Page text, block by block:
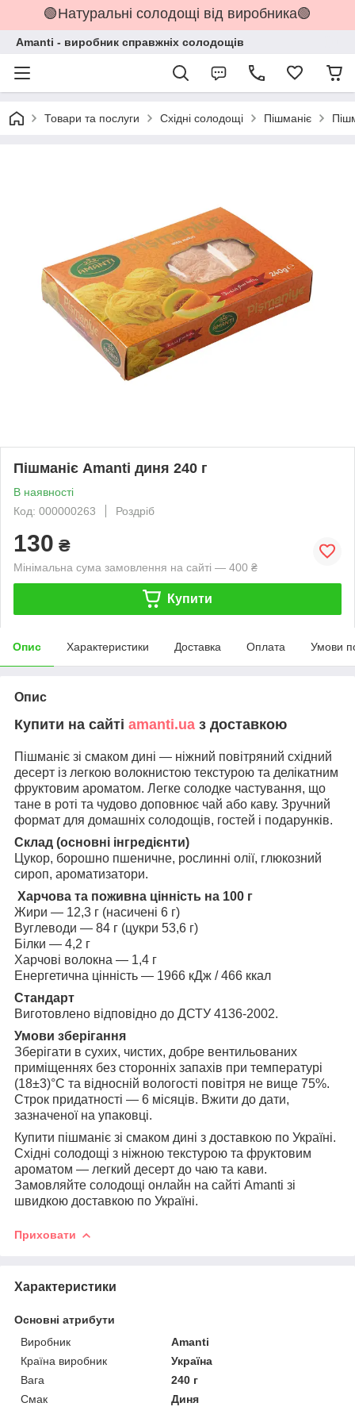
🟢Натуральні солодощі від виробника🟢
Amanti - виробник справжніх солодощів
Товари та послуги Східні солодощі Пішманіє
Пішманіє Amanti диня 240 г
В наявності
Код: 000000263
Роздріб
130 ₴
Мінімальна сума замовлення на сайті — 400 ₴
Купити
Опис Характеристики Доставка Оплата Умови
Опис
Купити на сайті amanti.ua з доставкою
Пішманіє зі смаком дині — ніжний повітряний східний
десерт із легкою волокнистою текстурою та делікатним
фруктовим ароматом. Легке солодке частування, що
тане в роті та чудово доповнює чай або каву. Зручний
формат для домашніх солодощів, гостей і подарунків.
Склад (основні інгредієнти)
Цукор, борошно пшеничне, рослинні олії, глюкозний
сироп, ароматизатори.
Харчова та поживна цінність на 100 г
Жири — 12,3 г (насичені 6 г)
Вуглеводи — 84 г (цукри 53,6 г)
Білки — 4,2 г
Харчові волокна — 1,4 г
Енергетична цінність — 1966 кДж / 466 ккал
Стандарт
Виготовлено відповідно до ДСТУ 4136-2002.
Умови зберігання
Зберігати в сухих, чистих, добре вентильованих
приміщеннях без сторонніх запахів при температурі
(18±3)°С та відносній вологості повітря не вище 75%.
Строк придатності — 6 місяців. Вжити до дати,
зазначеної на упаковці.
Купити пішманіє зі смаком дині з доставкою по Україні.
Східні солодощі з ніжною текстурою та фруктовим
ароматом — легкий десерт до чаю та кави.
Замовляйте солодощі онлайн на сайті Amanti зі
швидкою доставкою по Україні.
Приховати
Характеристики
Основні атрибути
Виробник
Amanti
Країна виробник
Україна
Вага
240 г
Смак
Диня